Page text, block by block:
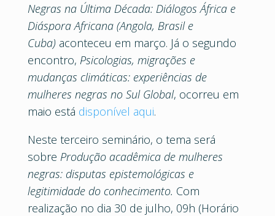
Negras na Última Década: Diálogos África e
Diáspora Africana (Angola, Brasil e
Cuba) aconteceu em março. Já o segundo
encontro, Psicologias, migrações e
mudanças climáticas: experiências de
mulheres negras no Sul Global, ocorreu em
maio está disponível aqui.
Neste terceiro seminário, o tema será
sobre Produção acadêmica de mulheres
negras: disputas epistemológicas e
legitimidade do conhecimento. Com
realização no dia 30 de julho, 09h (Horário